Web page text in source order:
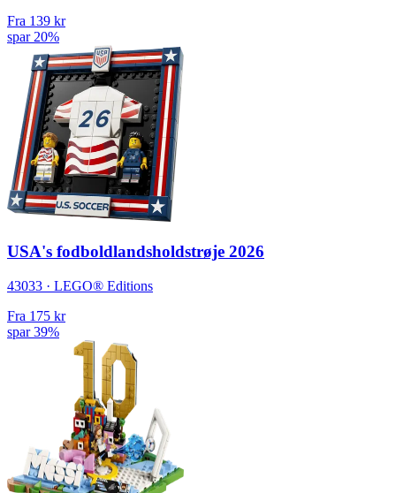
Fra 139 kr
spar 20%
USA's fodboldlandsholdstrøje 2026
43033 · LEGO® Editions
Fra 175 kr
spar 39%